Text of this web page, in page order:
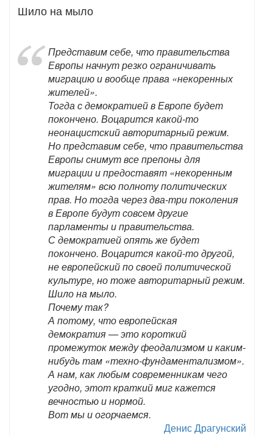
Шило на мыло
Представим себе, что правительства
Европы начнут резко ограничивать
миграцию и вообще права «некоренных
жителей».
Тогда с демократией в Европе будет
покончено. Воцарится какой-то
неонацистский авторитарный режим.
Но представим себе, что правительства
Европы снимут все препоны для
миграции и предоставят «некоренным
жителям» всю полноту политических
прав. Но тогда через два-три поколения
в Европе будут совсем другие
парламенты и правительства.
С демократией опять же будет
покончено. Воцарится какой-то другой,
не европейский по своей политической
культуре, но тоже авторитарный режим.
Шило на мыло.
Почему так?
А потому, что европейская
демократия — это короткий
промежуток между феодализмом и каким-
нибудь там «техно-фундаментализмом».
А нам, как любым современникам чего
угодно, этот краткий миг кажется
вечностью и нормой.
Вот мы и огорчаемся.
Денис Драгунский